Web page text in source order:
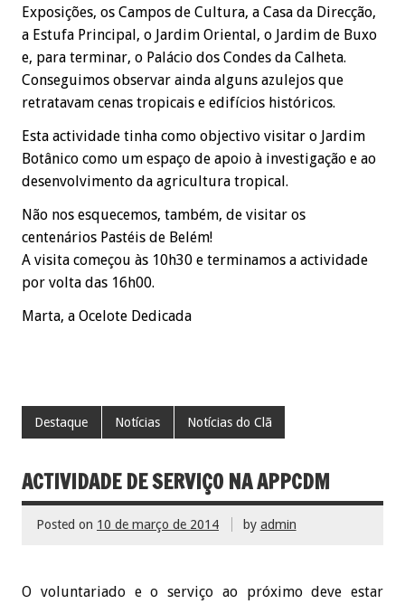
Exposições, os Campos de Cultura, a Casa da Direcção,
a Estufa Principal, o Jardim Oriental, o Jardim de Buxo
e, para terminar, o Palácio dos Condes da Calheta.
Conseguimos observar ainda alguns azulejos que
retratavam cenas tropicais e edifícios históricos.
Esta actividade tinha como objectivo visitar o Jardim
Botânico como um espaço de apoio à investigação e ao
desenvolvimento da agricultura tropical.
Não nos esquecemos, também, de visitar os
centenários Pastéis de Belém!
A visita começou às 10h30 e terminamos a actividade
por volta das 16h00.
Marta, a Ocelote Dedicada
Destaque Notícias Notícias do Clã
ACTIVIDADE DE SERVIÇO NA APPCDM
Posted on 10 de março de 2014 by admin
O voluntariado e o serviço ao próximo deve estar